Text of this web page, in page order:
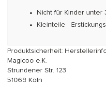
Nicht für Kinder
Kleinteile -
Produktsicherheit:
Magicoo e.K.
Strundener Str. 123
51069 Köln